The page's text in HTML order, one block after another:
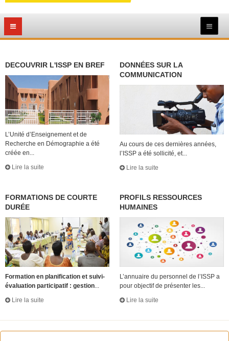
DECOUVRIR L'ISSP EN BREF
L’Unité d’Enseignement et de
Recherche en Démographie a été
créée en...
Lire la suite
DONNÉES SUR LA
COMMUNICATION
Au cours de ces dernières années,
l’ISSP a été sollicité, et...
Lire la suite
FORMATIONS DE COURTE
DURÉE
Formation en planification et suivi-
évaluation participatif : gestion...
Lire la suite
PROFILS RESSOURCES
HUMAINES
L’annuaire du personnel de l’ISSP a
pour objectif de présenter les...
Lire la suite